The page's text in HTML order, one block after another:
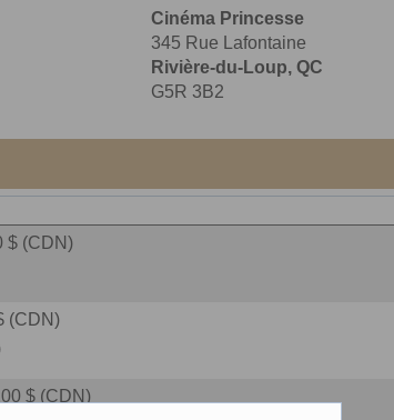
Cinéma Princesse
345 Rue Lafontaine
Rivière-du-Loup, QC
G5R 3B2
$ (CDN)
(CDN)
$ (CDN)